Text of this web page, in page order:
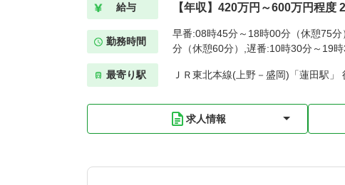
給与 【年収】420万円～600万円程度
勤務時間
早番:08時45分～18時00分（休憩75
分（休憩60分）,遅番:10時30分～19時
最寄り駅 ＪＲ東北本線(上野－盛岡)「蓮田駅」
求人情報